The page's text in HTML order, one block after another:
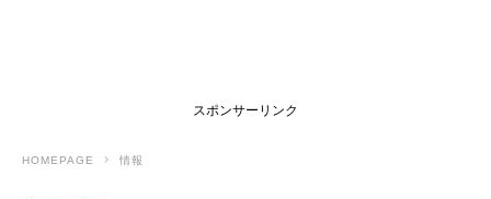
スポンサーリンク
HOMEPAGE 情報